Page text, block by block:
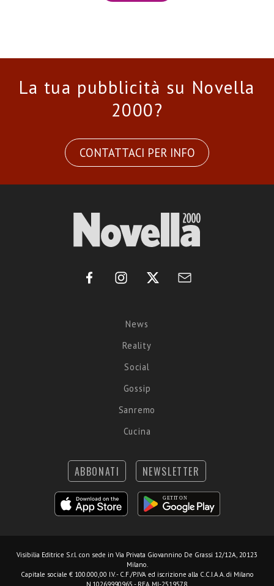
La tua pubblicità su Novella
2000?
CONTATTACI PER INFO
News
Reality
Social
Gossip
Sanremo
Cucina
ABBONATI NEWSLETTER
Visibilia Editrice S.r.l. con sede in Via Privata Giovannino De Grassi 12/12A, 20123
Milano.
Capitale sociale € 100.000,00 I.V. - C.F./P.IVA ed iscrizione alla C.C.I.A.A. di Milano
N.10269990965 - REA MI-2519578.